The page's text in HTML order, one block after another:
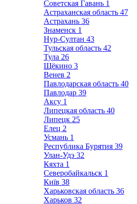
Советская Гавань 1
Астраханская область 47
Астрахань 36
Знаменск 1
Нур-Султан 43
Тульская область 42
Тула 26
Щёкино 3
Венев 2
Павлодарская область 40
Павлодар 39
Аксу 1
Липецкая область 40
Липецк 25
Елец 2
Усмань 1
Республика Бурятия 39
Улан-Удэ 32
Кяхта 1
Северобайкальск 1
Київ 38
Харьковская область 36
Харьков 32